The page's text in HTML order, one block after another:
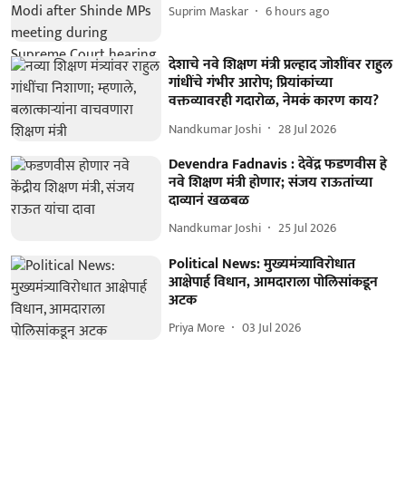
Suprim Maskar 6 hours ago
देशाचे नवे शिक्षण मंत्री प्रल्हाद जोशींवर राहुल
गांधींचे गंभीर आरोप; प्रियांकांच्या
वक्तव्यावरही गदारोळ, नेमकं कारण काय?
Nandkumar Joshi 28 Jul 2026
Devendra Fadnavis : देवेंद्र फडणवीस हे
नवे शिक्षण मंत्री होणार; संजय राऊतांच्या
दाव्यानं खळबळ
Nandkumar Joshi 25 Jul 2026
Political News: मुख्यमंत्र्याविरोधात
आक्षेपार्ह विधान, आमदाराला पोलिसांकडून
अटक
Priya More 03 Jul 2026